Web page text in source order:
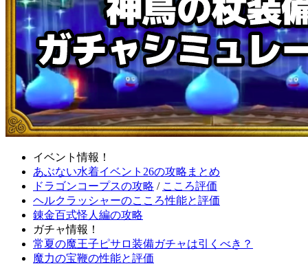
イベント情報！
あぶない水着イベント26の攻略まとめ
ドラゴンコープスの攻略 / こころ評価
ヘルクラッシャーのこころ性能と評価
錬金百式怪人編の攻略
ガチャ情報！
常夏の魔王子ピサロ装備ガチャは引くべき？
魔力の宝鞭の性能と評価